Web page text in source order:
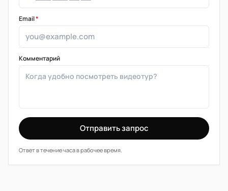
Email*
Комментарий
Отправить запрос
Ответ в течение часа в рабочее время.